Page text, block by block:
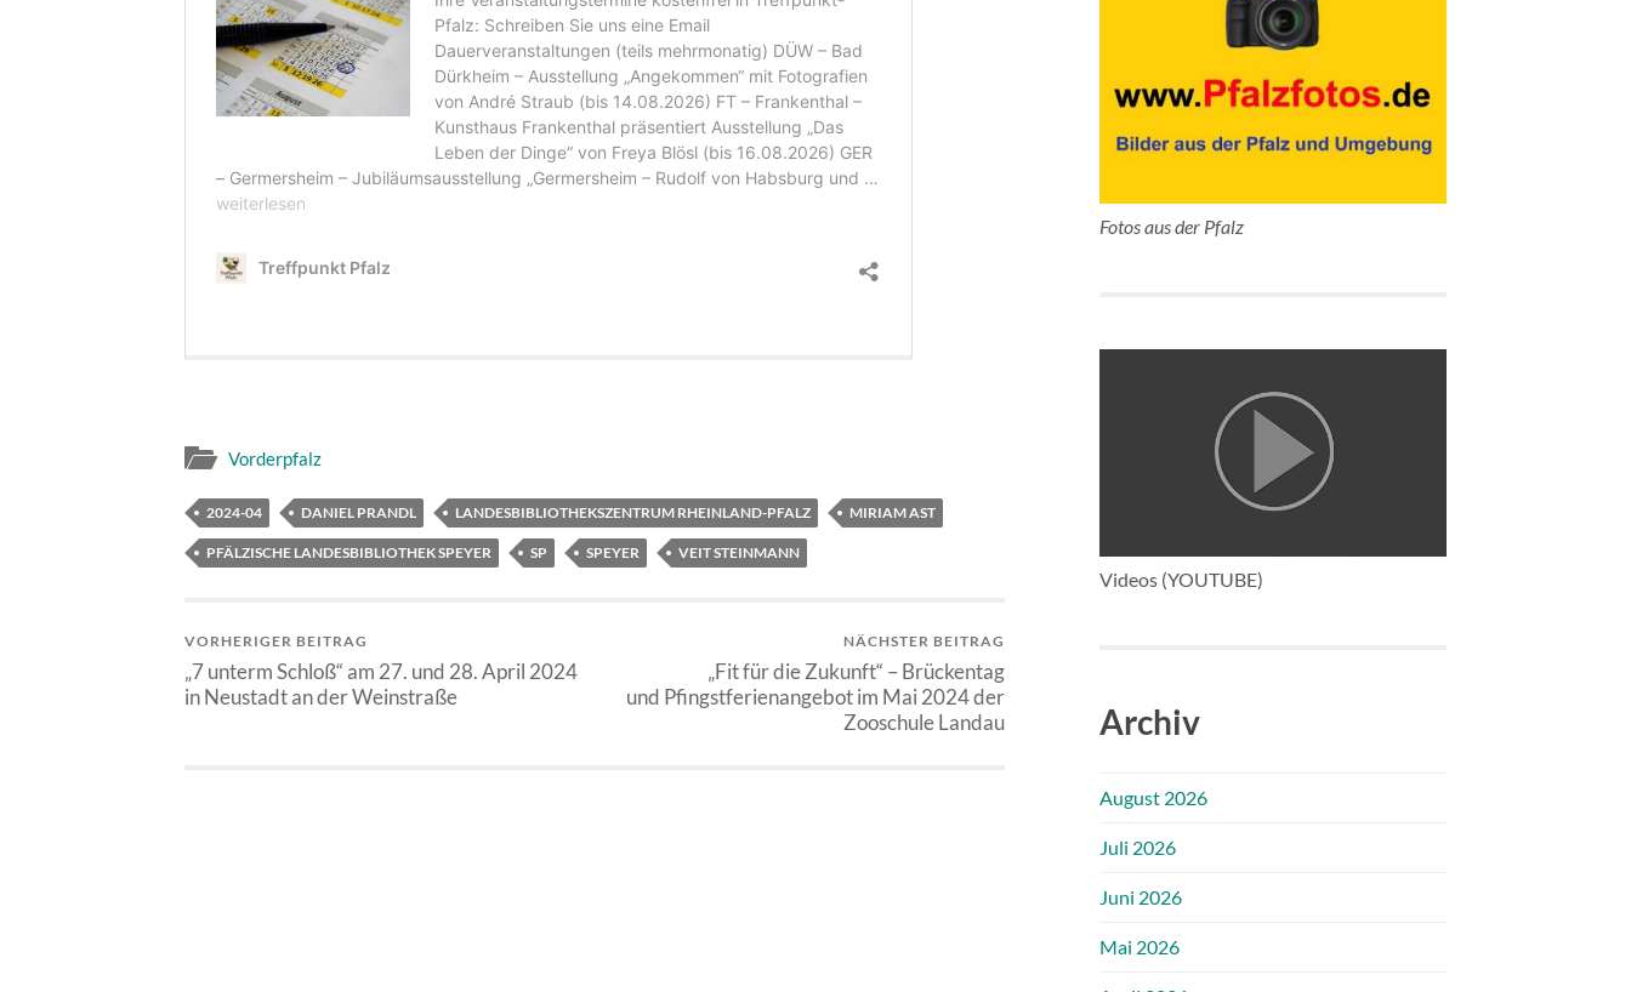
Vorderpfalz
2024-04 DANIEL PRANDL LANDESBIBLIOTHEKSZENTRUM RHEINLAND-PFALZ MIRIAM AST
PFÄLZISCHE LANDESBIBLIOTHEK SPEYER SP SPEYER VEIT STEINMANN
VORHERIGER BEITRAG
„7 unterm Schloß“ am 27. und 28. April 2024
in Neustadt an der Weinstraße
NÄCHSTER BEITRAG
„Fit für die Zukunft“ – Brückentag
und Pfingstferienangebot im Mai 2024 der
Zooschule Landau
Fotos aus der Pfalz
Videos (YOUTUBE)
Archiv
August 2026
Juli 2026
Juni 2026
Mai 2026